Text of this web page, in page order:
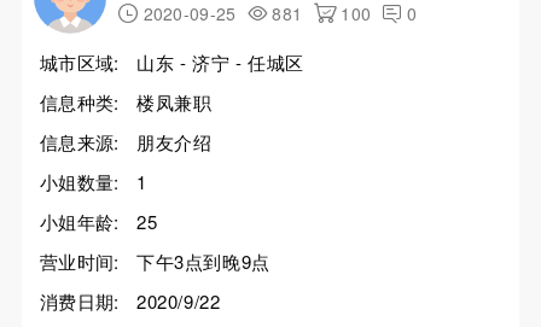
2020-09-25 881 100 0
城市区域:
山东 - 济宁 - 任城区
信息种类:
楼凤兼职
信息来源:
朋友介绍
小姐数量:
1
小姐年龄:
25
营业时间:
下午3点到晚9点
消费日期:
2020/9/22